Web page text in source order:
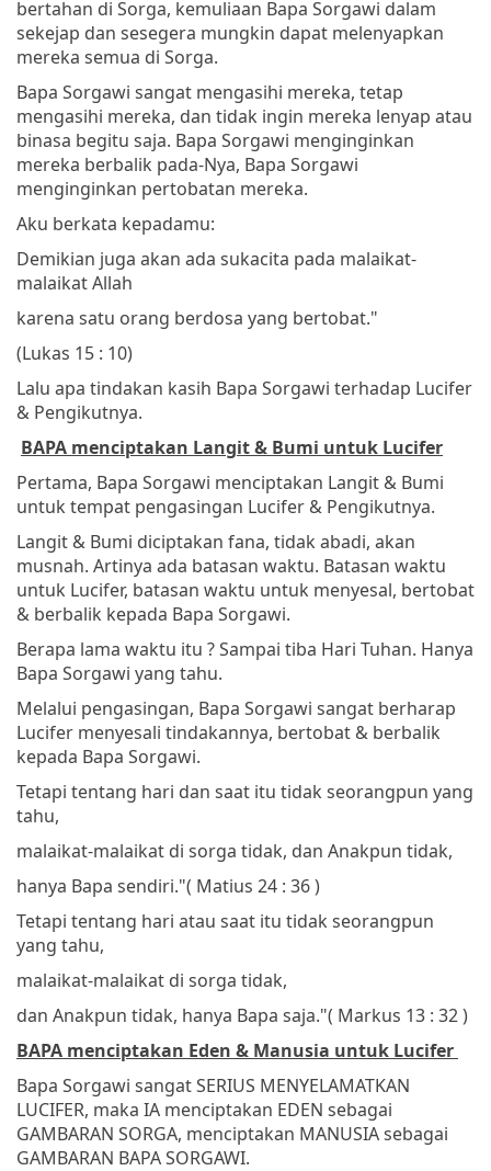
bertahan di Sorga, kemuliaan Bapa Sorgawi dalam
sekejap dan sesegera mungkin dapat melenyapkan
mereka semua di Sorga.
Bapa Sorgawi sangat mengasihi mereka, tetap
mengasihi mereka, dan tidak ingin mereka lenyap atau
binasa begitu saja. Bapa Sorgawi menginginkan
mereka berbalik pada-Nya, Bapa Sorgawi
menginginkan pertobatan mereka.
Aku berkata kepadamu:
Demikian juga akan ada sukacita pada malaikat-
malaikat Allah
karena satu orang berdosa yang bertobat."
(Lukas 15 : 10)
Lalu apa tindakan kasih Bapa Sorgawi terhadap Lucifer
& Pengikutnya.
BAPA menciptakan Langit & Bumi untuk Lucifer
Pertama, Bapa Sorgawi menciptakan Langit & Bumi
untuk tempat pengasingan Lucifer & Pengikutnya.
Langit & Bumi diciptakan fana, tidak abadi, akan
musnah. Artinya ada batasan waktu. Batasan waktu
untuk Lucifer, batasan waktu untuk menyesal, bertobat
& berbalik kepada Bapa Sorgawi.
Berapa lama waktu itu ? Sampai tiba Hari Tuhan. Hanya
Bapa Sorgawi yang tahu.
Melalui pengasingan, Bapa Sorgawi sangat berharap
Lucifer menyesali tindakannya, bertobat & berbalik
kepada Bapa Sorgawi.
Tetapi tentang hari dan saat itu tidak seorangpun yang
tahu,
malaikat-malaikat di sorga tidak, dan Anakpun tidak,
hanya Bapa sendiri."( Matius 24 : 36 )
Tetapi tentang hari atau saat itu tidak seorangpun
yang tahu,
malaikat-malaikat di sorga tidak,
dan Anakpun tidak, hanya Bapa saja."( Markus 13 : 32 )
BAPA menciptakan Eden & Manusia untuk Lucifer
Bapa Sorgawi sangat SERIUS MENYELAMATKAN
LUCIFER, maka IA menciptakan EDEN sebagai
GAMBARAN SORGA, menciptakan MANUSIA sebagai
GAMBARAN BAPA SORGAWI.